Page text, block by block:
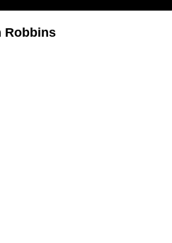
Robbins